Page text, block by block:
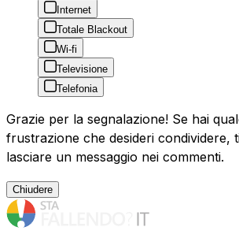
Internet
Totale Blackout
Wi-fi
Televisione
Telefonia
Grazie per la segnalazione! Se hai
frustrazione che desideri condividere,
lasciare un messaggio nei commenti.
Chiudere